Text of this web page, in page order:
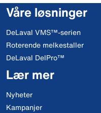
Våre løsninger
DeLaval VMS™-serien
Roterende melkestaller
DeLaval DelPro™
Lær mer
Nyheter
Kampanjer